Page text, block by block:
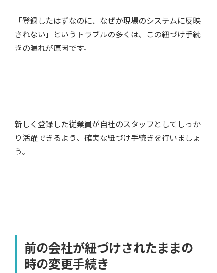
「登録したはずなのに、なぜか現場のシステムに反映
されない」というトラブルの多くは、この紐づけ手続
きの漏れが原因です。
新しく登録した従業員が自社のスタッフとしてしっか
り活躍できるよう、確実な紐づけ手続きを行いましょ
う。
前の会社が紐づけされたままの
時の変更手続き